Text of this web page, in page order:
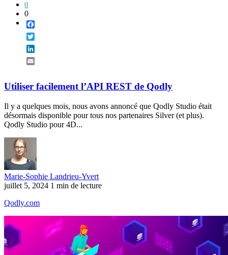
0
0
Utiliser facilement l’API REST de Qodly
Il y a quelques mois, nous avons annoncé que Qodly Studio était
désormais disponible pour tous nos partenaires Silver (et plus).
Qodly Studio pour 4D...
Marie-Sophie Landrieu-Yvert
juillet 5, 2024 1 min de lecture
Qodly.com